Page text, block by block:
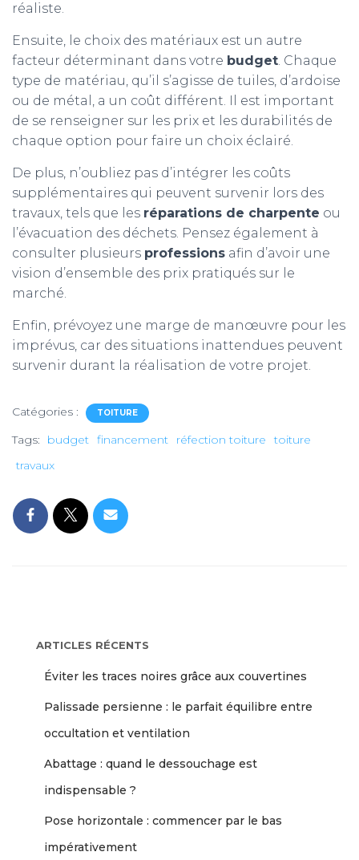
réaliste.
Ensuite, le choix des matériaux est un autre
facteur déterminant dans votre budget. Chaque
type de matériau, qu’il s’agisse de tuiles, d’ardoise
ou de métal, a un coût différent. Il est important
de se renseigner sur les prix et les durabilités de
chaque option pour faire un choix éclairé.
De plus, n’oubliez pas d’intégrer les coûts
supplémentaires qui peuvent survenir lors des
travaux, tels que les réparations de charpente ou
l’évacuation des déchets. Pensez également à
consulter plusieurs professions afin d’avoir une
vision d’ensemble des prix pratiqués sur le
marché.
Enfin, prévoyez une marge de manœuvre pour les
imprévus, car des situations inattendues peuvent
survenir durant la réalisation de votre projet.
Catégories : TOITURE
Tags: budget financement réfection toiture
toiture
travaux
ARTICLES RÉCENTS
Éviter les traces noires grâce aux couvertines
Palissade persienne : le parfait équilibre entre
occultation et ventilation
Abattage : quand le dessouchage est
indispensable ?
Pose horizontale : commencer par le bas
impérativement